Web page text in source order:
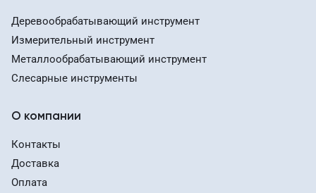
Деревообрабатывающий инструмент
Измерительный инструмент
Металлообрабатывающий инструмент
Слесарные инструменты
О компании
Контакты
Доставка
Оплата